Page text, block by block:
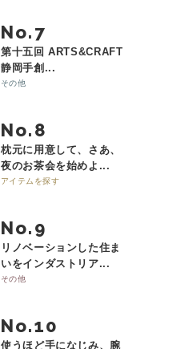
No.
第十五回 ARTS&CRAFT
静岡手創...
その他
No.
枕元に用意して、さあ、
夜のお茶会を始めよ...
アイテムを探す
No.
リノベーションした住ま
いをインダストリア...
その他
No.
使うほど手になじみ、腕